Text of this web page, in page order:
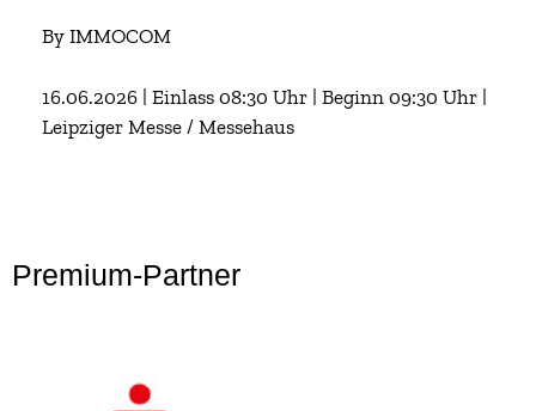
By IMMOCOM
16.06.2026 | Einlass 08:30 Uhr | Beginn 09:30 Uhr |
Leipziger Messe / Messehaus
Premium-Partner